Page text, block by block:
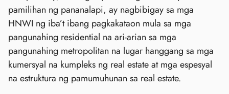
pamilihan ng pananalapi, ay nagbibigay sa mga
HNWI ng iba’t ibang pagkakataon mula sa mga
pangunahing residential na ari-arian sa mga
pangunahing metropolitan na lugar hanggang sa mga
kumersyal na kumpleks ng real estate at mga espesyal
na estruktura ng pamumuhunan sa real estate.